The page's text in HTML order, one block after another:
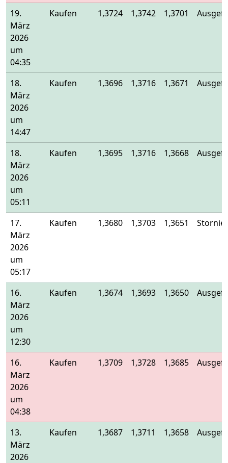
19.
März
2026
um
04:35
Kaufen 1,3724 1,3742 1,3701
18.
März
2026
um
14:47
Kaufen 1,3696 1,3716 1,3671
18.
März
2026
um
05:11
Kaufen 1,3695 1,3716 1,3668
17.
März
2026
um
05:17
Kaufen 1,3680 1,3703 1,3651
16.
März
2026
um
12:30
Kaufen 1,3674 1,3693 1,3650
16.
März
2026
um
04:38
Kaufen 1,3709 1,3728 1,3685
13.
März
2026
Kaufen 1,3687 1,3711 1,3658